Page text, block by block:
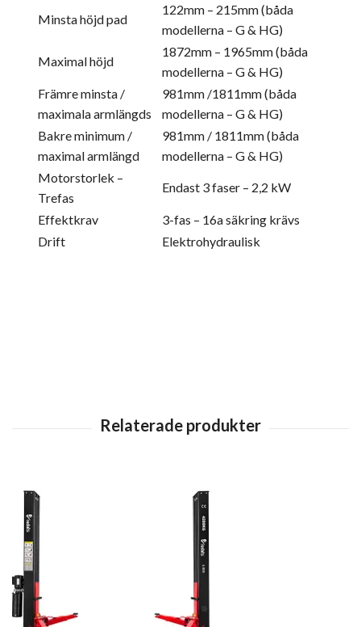
Minsta höjd pad
122mm – 215mm (båda
modellerna – G & HG)
Maximal höjd
1872mm – 1965mm (båda
modellerna – G & HG)
Främre minsta /
maximala armlängds
981mm /1811mm (båda
modellerna – G & HG)
Bakre minimum /
maximal armlängd
981mm / 1811mm (båda
modellerna – G & HG)
Motorstorlek –
Trefas
Endast 3 faser – 2,2 kW
Effektkrav
3-fas – 16a säkring krävs
Drift
Elektrohydraulisk